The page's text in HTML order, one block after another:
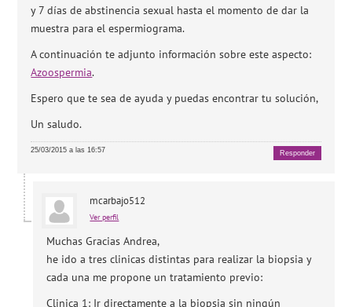
y 7 días de abstinencia sexual hasta el momento de dar la
muestra para el espermiograma.
A continuación te adjunto información sobre este aspecto:
Azoospermia.
Espero que te sea de ayuda y puedas encontrar tu solución,
Un saludo.
25/03/2015 a las 16:57 Responder
mcarbajo512
Ver perfil
Muchas Gracias Andrea,
he ido a tres clinicas distintas para realizar la biopsia y
cada una me propone un tratamiento previo:
Clinica 1: Ir directamente a la biopsia sin ningún